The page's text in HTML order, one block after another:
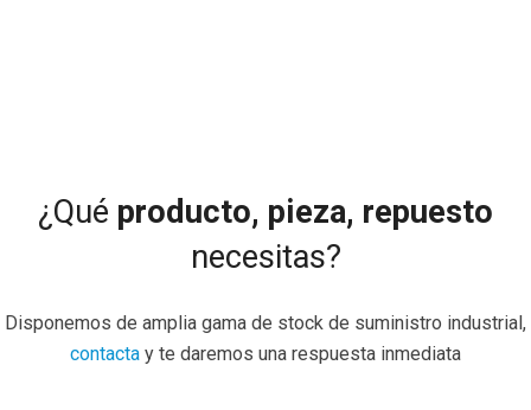
¿Qué producto, pieza, repuesto
necesitas?
Disponemos de amplia gama de stock de suministro industrial,
contacta y te daremos una respuesta inmediata